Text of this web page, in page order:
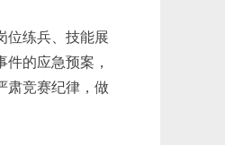
位练兵、技能展
的应急预案，
肃竞赛纪律，做